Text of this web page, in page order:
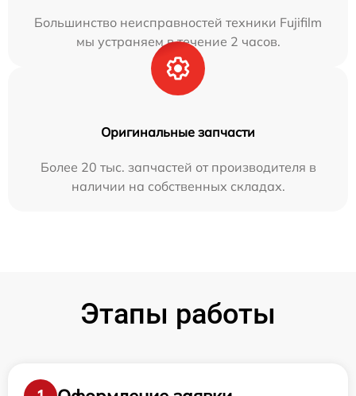
Большинство неисправностей техники Fujifilm
мы устраняем в течение 2 часов.
Оригинальные запчасти
Более 20 тыс. запчастей от производителя в
наличии на собственных складах.
Этапы работы